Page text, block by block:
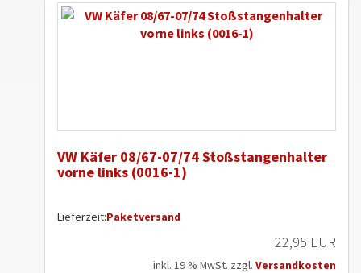
VW Käfer 08/67-07/74 Stoßstangenhalter
vorne links (0016-1)
Lieferzeit:Paketversand
22,95 EUR
inkl. 19 % MwSt. zzgl. Versandkosten